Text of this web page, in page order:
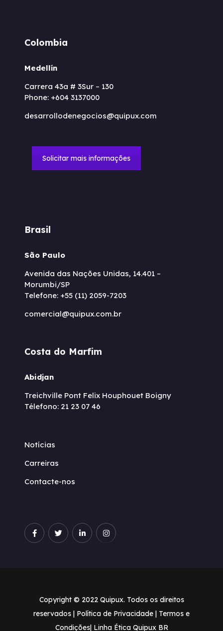
Colombia
Medellín
Carrera 43a # 3Sur – 130
Phone: +604 3137000
desarrollodenegocios@quipux.com
Solicitar mais informações
Brasil
São Paulo
Avenida das Nações Unidas, 14.401 –
Morumbi/SP
Telefone: +55 (11) 2059-7203
comercial@quipux.com.br
Costa do Marfim
Abidjan
Treichville Pont Felix Houphouet Boigny
Télefono: 21 23 07 46
Notícias
Carreiras
Contacte-nos
Copyright © 2022 Quipux. Todos os direitos
reservados | Política de Privacidade | Termos e
Condições| Linha Ética Quipux BR